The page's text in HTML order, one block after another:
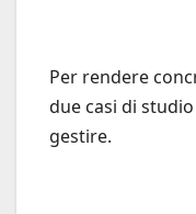
Per rendere
due casi di
gestire.